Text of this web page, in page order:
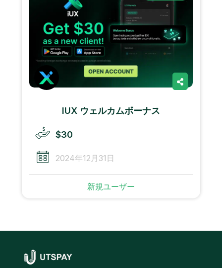
IUX ウェルカムボーナス
$30
2024年12月31日
新規ユーザー